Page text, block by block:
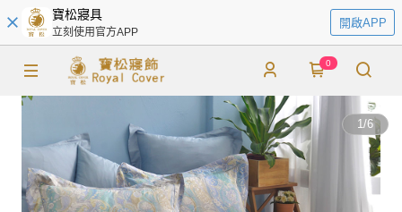
寶松寢具
立刻使用官方APP
開啟APP
0
1/6